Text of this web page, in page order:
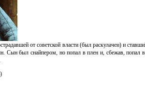
от советской власти (был раскулачен) и
Сын был снайпером, но попал в плен и, сбежав, попал